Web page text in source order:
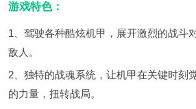
游戏特色：
1、驾驶各种酷炫机甲，展开激烈的战斗
敌人。
2、独特的战魂系统，让机甲在关键时刻
的力量，扭转战局。